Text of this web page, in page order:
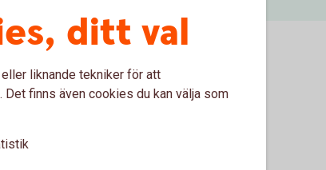
också
eller
hushållen.
sägs upp.
bidrar till att
ditt val
liknande tekniker för att
finns även cookies du kan välja som